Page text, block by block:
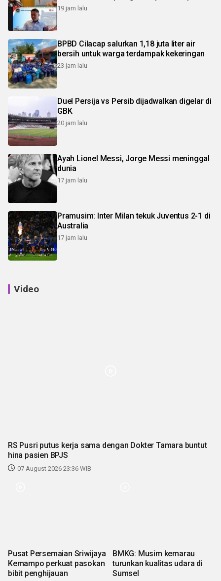
19 jam lalu
BPBD Cilacap salurkan 1,18 juta liter air
bersih untuk warga terdampak kekeringan
23 jam lalu
Duel Persija vs Persib dijadwalkan digelar di
GBK
20 jam lalu
Ayah Lionel Messi, Jorge Messi meninggal
dunia
17 jam lalu
Pramusim: Inter Milan tekuk Juventus 2-1 di
Australia
17 jam lalu
Video
RS Pusri putus kerja sama dengan Dokter Tamara buntut
hina pasien BPJS
07 August 2026 23:36 WIB
Pusat Persemaian Sriwijaya
Kemampo perkuat pasokan
bibit penghijauan
BMKG: Musim kemarau
turunkan kualitas udara di
Sumsel